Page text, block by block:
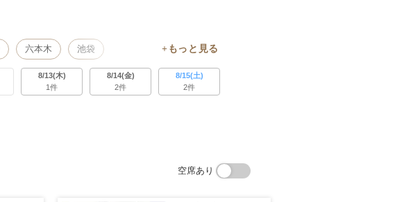
六本木 池袋
日本橋・八丁堀
8/13(木)
1件
8/14(金)
2件
8/15(土)
2件
空席あり